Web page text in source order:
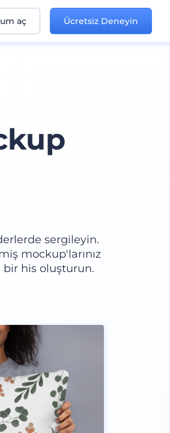
aç Ücretsiz Deneyin
sergileyin.
mockup'larınız
bir his oluşturun.